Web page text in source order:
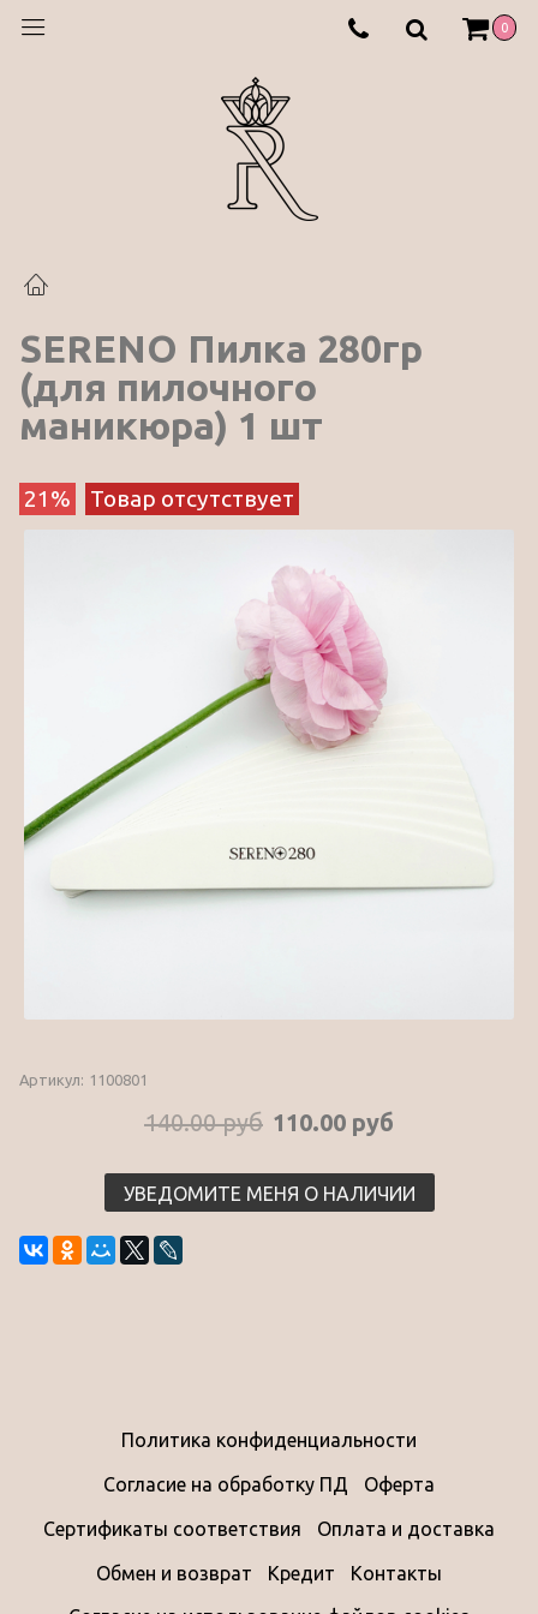
0
SERENO Пилка 280гр
(для пилочного
маникюра) 1 шт
21% Товар отсутствует
Артикул: 1100801
140.00 руб 110.00 руб
УВЕДОМИТЕ МЕНЯ О НАЛИЧИИ
Политика конфиденциальности
Согласие на обработку ПД Оферта
Сертификаты соответствия Оплата и доставка
Обмен и возврат Кредит Контакты